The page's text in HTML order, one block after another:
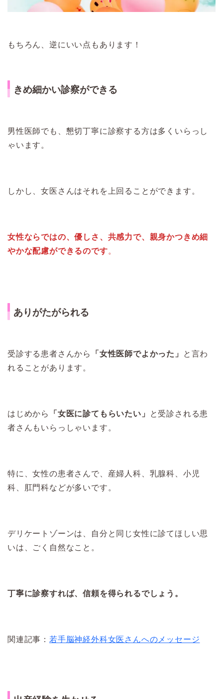
もちろん、逆にいい点もあります！
きめ細かい診察ができる
男性医師でも、懇切丁寧に診察する方は多くいらっし
ゃいます。
しかし、女医さんはそれを上回ることができます。
女性ならではの、優しさ、共感力で、親身かつきめ細
やかな配慮ができるのです。
ありがたがられる
受診する患者さんから 「女性医師でよかった」
と言わ
れることがあります。
はじめから 「女医に診てもらいたい」
と受診される患
者さんもいらっしゃいます。
特に、女性の患者さんで、産婦人科、乳腺科、小児
科、肛門科などが多いです。
デリケートゾーンは、自分と同じ女性に診てほしい思
いは、ごく自然なこと。
丁寧に診察すれば、信頼を得られるでしょう。
関連記事： 若手脳神経外科女医さんへのメッセージ